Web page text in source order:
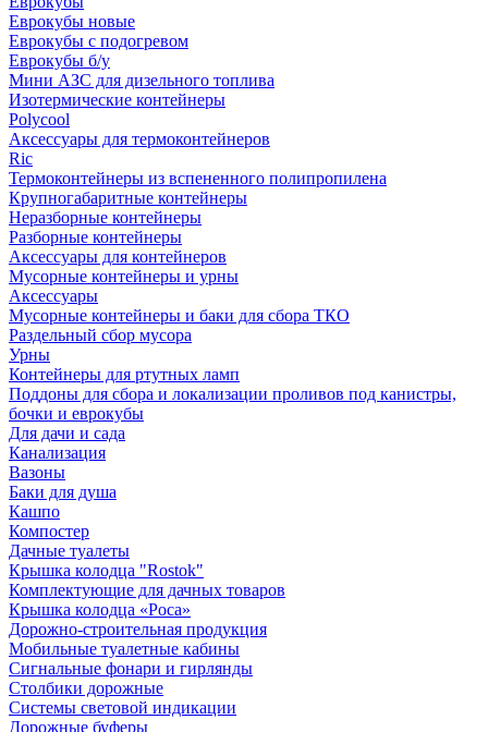
Еврокубы новые
Еврокубы с подогревом
Еврокубы б/у
Мини АЗС для дизельного топлива
Изотермические контейнеры
Polycool
Аксессуары для термоконтейнеров
Ric
Термоконтейнеры из вспененного полипропилена
Крупногабаритные контейнеры
Неразборные контейнеры
Разборные контейнеры
Аксессуары для контейнеров
Мусорные контейнеры и урны
Аксессуары
Мусорные контейнеры и баки для сбора ТКО
Раздельный сбор мусора
Урны
Контейнеры для ртутных ламп
Поддоны для сбора и локализации проливов под канистры,
бочки и еврокубы
Для дачи и сада
Канализация
Вазоны
Баки для душа
Кашпо
Компостер
Дачные туалеты
Крышка колодца "Rostok"
Комплектующие для дачных товаров
Крышка колодца «Роса»
Дорожно-строительная продукция
Мобильные туалетные кабины
Сигнальные фонари и гирлянды
Столбики дорожные
Системы световой индикации
Дорожные буферы